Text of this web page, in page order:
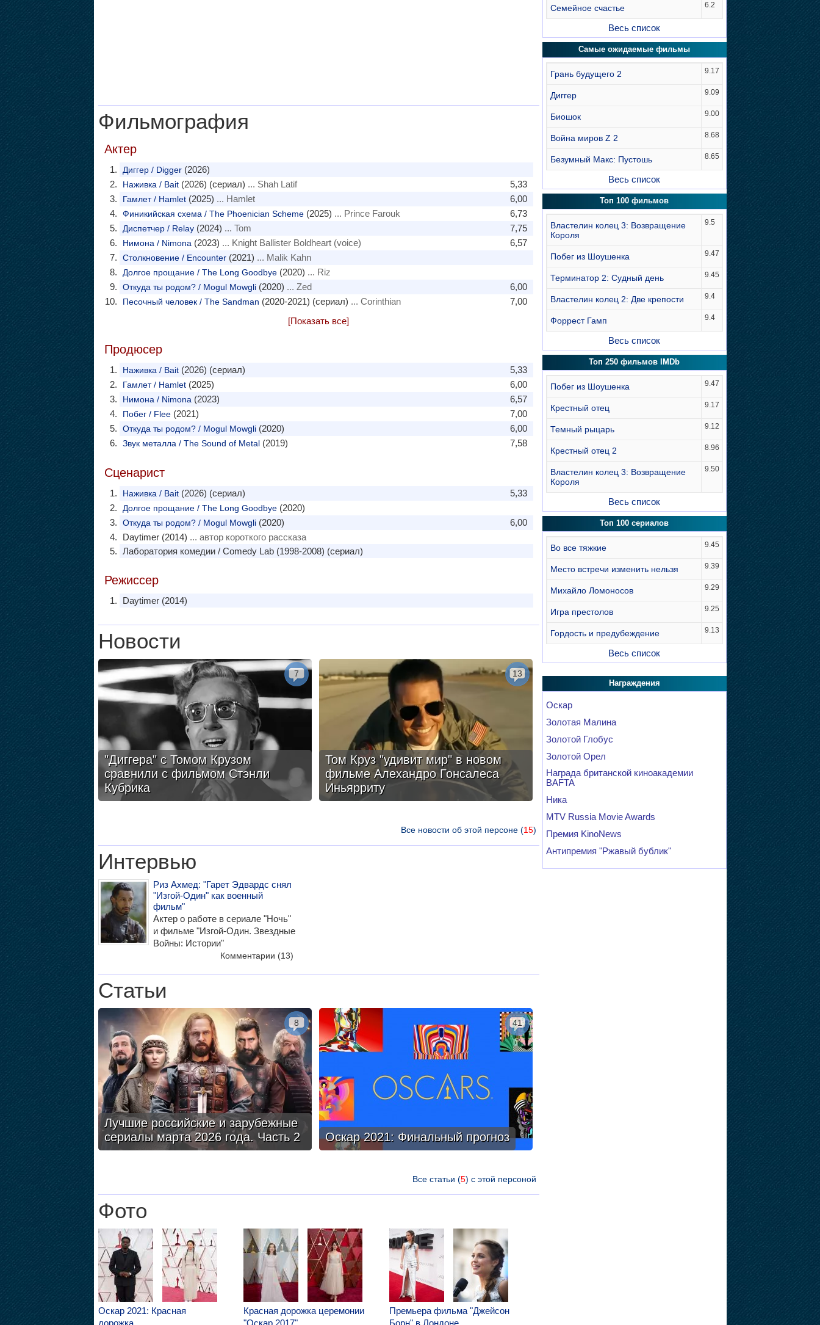
Фильмография
Актер
Диггер / Digger(2026)
5,33
Наживка / Bait(2026) (сериал) ... Shah Latif
6,00
Гамлет / Hamlet(2025) ... Hamlet
6,73
Финикийская схема / The Phoenician Scheme(2025) ... Prince Farouk
7,75
Диспетчер / Relay(2024) ... Tom
6,57
Нимона / Nimona (2023) ... Knight Ballister Boldheart (voice)
Столкновение / Encounter(2021) ... Malik Kahn
Долгое прощание / The Long Goodbye(2020) ... Riz
6,00
Откуда ты родом? / Mogul Mowgli(2020) ... Zed
7,00
Песочный человек / The Sandman (2020-2021) (сериал) ... Corinthian
[Показать все]
Продюсер
5,33
Наживка / Bait(2026) (сериал)
6,00
Гамлет / Hamlet(2025)
6,57
Нимона / Nimona (2023)
7,00
Побег / Flee(2021)
6,00
Откуда ты родом? / Mogul Mowgli(2020)
7,58
Звук металла / The Sound of Metal(2019)
Сценарист
5,33
Наживка / Bait(2026) (сериал)
Долгое прощание / The Long Goodbye(2020)
6,00
Откуда ты родом? / Mogul Mowgli(2020)
Daytimer (2014) ... автор короткого рассказа
Лаборатория комедии / Comedy Lab (1998-2008) (сериал)
Режиссер
Daytimer (2014)
Новости
"Диггера" с Томом Крузом
сравнили с фильмом Стэнли
Кубрика
7
Том Круз "удивит мир" в новом
фильме Алехандро Гонсалеса
Иньярриту
13
Все новости об этой персоне (15)
Интервью
Риз Ахмед: "Гарет Эдвардс снял
"Изгой-Один" как военный
фильм"
Актер о работе в сериале "Ночь"
и фильме "Изгой-Один. Звездные
Войны: Истории"
Комментарии (13)
Статьи
Лучшие российские и зарубежные
сериалы марта 2026 года. Часть 2
8
Оскар 2021: Финальный прогноз
41
Все статьи (5) с этой персоной
Фото
Оскар 2021: Красная
дорожка
Красная дорожка церемонии
"Оскар 2017"
Премьера фильма "Джейсон
Борн" в Лондоне
Семейное счастье 6.2
Весь список
Самые ожидаемые фильмы
Грань будущего 2 9.17
Диггер 9.09
Биошок 9.00
Война миров Z 2 8.68
Безумный Макс: Пустошь 8.65
Весь список
Топ 100 фильмов
Властелин колец 3: Возвращение
Короля
9.5
Побег из Шоушенка 9.47
Терминатор 2: Судный день 9.45
Властелин колец 2: Две крепости 9.4
Форрест Гамп 9.4
Весь список
Топ 250 фильмов IMDb
Побег из Шоушенка 9.47
Крестный отец 9.17
Темный рыцарь 9.12
Крестный отец 2 8.96
Властелин колец 3: Возвращение
Короля
9.50
Весь список
Топ 100 сериалов
Во все тяжкие 9.45
Место встречи изменить нельзя 9.39
Михайло Ломоносов 9.29
Игра престолов 9.25
Гордость и предубеждение 9.13
Весь список
Награждения
Оскар
Золотая Малина
Золотой Глобус
Золотой Орел
Награда британской киноакадемии
BAFTA
Ника
MTV Russia Movie Awards
Премия KinoNews
Антипремия "Ржавый бублик"